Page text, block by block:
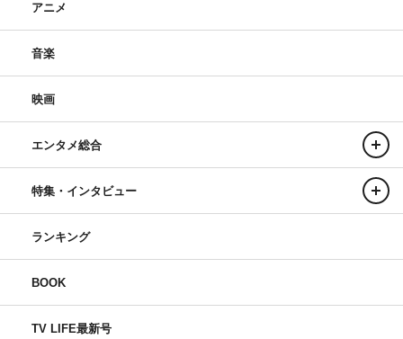
アニメ
音楽
映画
エンタメ総合
特集・インタビュー
ランキング
BOOK
TV LIFE最新号